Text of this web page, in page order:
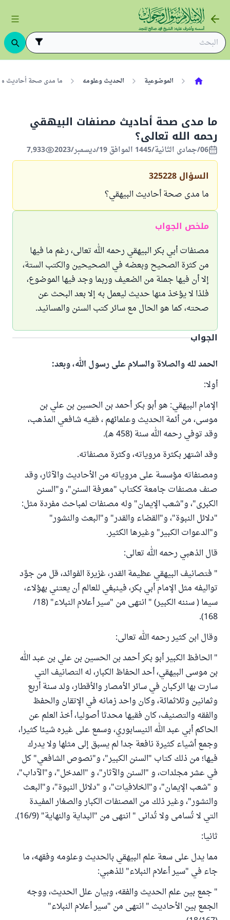
الموضوعية الحديث وعلومه ما مدى صحة أحاديث
ما مدى صحة أحاديث مصنفات البيهقي
رحمه الله تعالى؟
06/جمادى الثانية/1445 الموافق 19/ديسمبر/2023 7,933
السؤال 325228
ما مدى صحة أحاديث البيهقي؟
ملخص الجواب
مصنفات أبي بكر البيهقي رحمه الله تعالى، رغم ما فيها
من كثرة الصحيح وبعضه في الصحيحين والكتب الستة،
إلا أن فيها جملة من الضعيف وربما وجد فيها الموضوع،
فلذا لا يؤخذ منها حديث ليعمل به إلا بعد البحث عن
صحته، كما هو الحال مع سائر كتب السنن والمسانيد.
الجواب
الحمد لله والصلاة والسلام على رسول الله، وبعد:
أولا:
الإمام البيهقي: هو أبو بكر أحمد بن الحسين بن علي بن
موسى، من أئمة الحديث وعلمائهم ، فقيه شافعي المذهب،
وقد توفي رحمه الله سنة (458 هـ).
وقد اشتهر بكثرة مروياته، وكثرة مصنفاته.
ومصنفاته مؤسسة على مروياته من الأحاديث والآثار، وقد
صنف مصنفات جامعة ككتاب "معرفة السنن"، و"السنن
الكبرى"، و"شعب الإيمان" وله مصنفات لمباحث مفردة مثل:
"دلائل النبوة"، و"القضاء والقدر" و"البعث والنشور"
و"الدعوات الكبير" وغيرها الكثير.
قال الذهبي رحمه الله تعالى:
" فتصانيف البيهقي عظيمة القدر، غزيرة الفوائد، قل من جوَّد
تواليفه مثل الإمام أبي بكر، فينبغي للعالم أن يعتني بهؤلاء،
سيما ( سننه الكبير) " انتهى من "سير أعلام النبلاء" (18/
168).
وقال ابن كثير رحمه الله تعالى:
" الحافظ الكبير أبو بكر أحمد بن الحسين بن علي بن عبد الله
بن موسى البيهقي، أحد الحفاظ الكبار، له التصانيف التي
سارت بها الركبان في سائر الأمصار والأقطار، ولد سنة أربع
وثمانين وثلاثمائة، وكان واحد زمانه في الإتقان والحفظ
والفقه والتصنيف، كان فقيها محدثا أصوليا، أخذ العلم عن
الحاكم أبي عبد الله النيسابوري، وسمع على غيره شيئا كثيرا،
وجمع أشياء كثيرة نافعة جدا لم يسبق إلى مثلها ولا يدرك
فيها؛ من ذلك كتاب "السنن الكبير"، و"نصوص الشافعي" كل
في عشر مجلدات، و "السنن والآثار"، و "المدخل"، و"الآداب"،
و "شعب الإيمان"، و"الخلافيات"، و "دلائل النبوة"، و"البعث
والنشور"، وغير ذلك من المصنفات الكبار والصغار المفيدة
التي لا تُسامى ولا تُدانى " انتهى من "البداية والنهاية" (16/9).
ثانيا:
مما يدل على سعة علم البيهقي بالحديث وعلومه وفقهه، ما
جاء في "سير أعلام النبلاء" للذهبي:
" جمع بين علم الحديث والفقه، وبيان علل الحديث، ووجه
الجمع بين الأحاديث " انتهى من "سير أعلام النبلاء"